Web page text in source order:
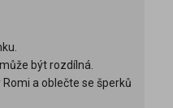
být rozdílná.
a oblečte se šperků